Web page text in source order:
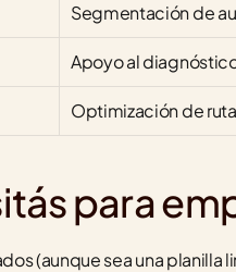
Segmentación de
Apoyo al
Optimización de
para
(aunque sea una